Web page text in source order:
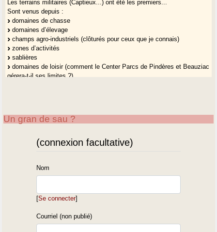
Les terrains militaires (Captieux...) ont été les premiers...
Sont venus depuis :
domaines de chasse
domaines d’élevage
champs agro-industriels (clôturés pour ceux que je connais)
zones d’activités
sablières
domaines de loisir (comment le Center Parcs de Pindères et Beauziac
gérera-t-il ses limites ?)
Quoi encore ?
Selon moi,un nouvel art de vivre gascon devrait inclure le retour
Un gran de sau ?
(connexion facultative)
Nom
[Se connecter]
Courriel (non publié)